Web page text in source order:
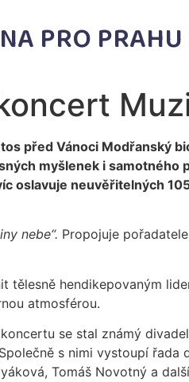
PRO PRAHU
před Vánoci Modřanský
myšlenek i
oslavuje neuvěřitelných
nebe“. Propojuje
tělesně hendikepovaným
atmosférou.
se stal známý
s nimi vystoupí řada
Tomáš Novotný a